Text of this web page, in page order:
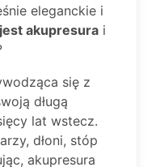
eleganckie i
akupresura i
się z
długą
lat wstecz.
dłoni, stóp
akupresura